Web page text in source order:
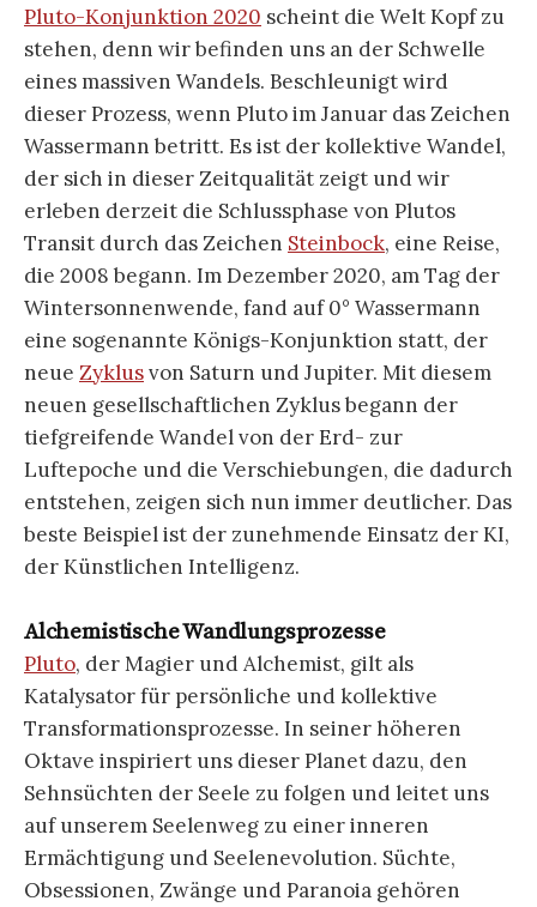
Pluto-Konjunktion 2020 scheint die Welt Kopf zu
stehen, denn wir befinden uns an der Schwelle
eines massiven Wandels. Beschleunigt wird
dieser Prozess, wenn Pluto im Januar das Zeichen
Wassermann betritt. Es ist der kollektive Wandel,
der sich in dieser Zeitqualität zeigt und wir
erleben derzeit die Schlussphase von Plutos
Transit durch das Zeichen Steinbock, eine Reise,
die 2008 begann. Im Dezember 2020, am Tag der
Wintersonnenwende, fand auf 0° Wassermann
eine sogenannte Königs-Konjunktion statt, der
neue Zyklusvon Saturn und Jupiter. Mit diesem
neuen gesellschaftlichen Zyklus begann der
tiefgreifende Wandel von der Erd- zur
Luftepoche und die Verschiebungen, die dadurch
entstehen, zeigen sich nun immer deutlicher. Das
beste Beispiel ist der zunehmende Einsatz der KI,
der Künstlichen Intelligenz.
Alchemistische Wandlungsprozesse
Pluto, der Magier und Alchemist, gilt als
Katalysator für persönliche und kollektive
Transformationsprozesse. In seiner höheren
Oktave inspiriert uns dieser Planet dazu, den
Sehnsüchten der Seele zu folgen und leitet uns
auf unserem Seelenweg zu einer inneren
Ermächtigung und Seelenevolution. Süchte,
Obsessionen, Zwänge und Paranoia gehören